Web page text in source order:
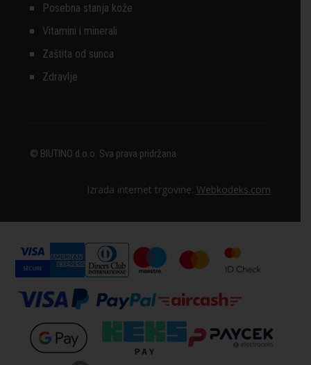
Posebna stanja kože
Vitamini i minerali
Zaštita od sunca
Zdravlje
© BIUTINO d.o.o. Sva prava pridržana
Izrada internet trgovine: Webkodeks.com